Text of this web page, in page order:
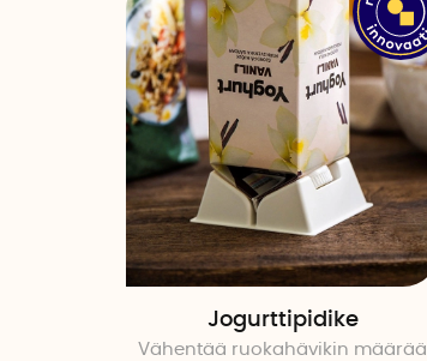
Jogurttipidike
Vähentää ruokahävikin määrää